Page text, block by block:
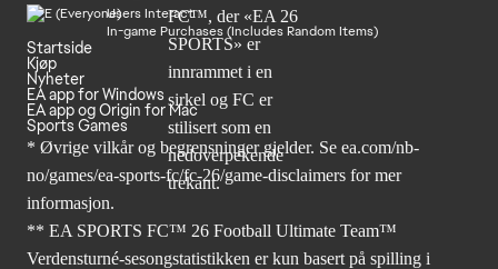
Users Interact
In-game Purchases (Includes Random Items)
Startside
Kjøp
Nyheter
EA app for Windows
EA app og Origin for Mac
Sports Games
* Øvrige vilkår og begrensninger gjelder. Se ea.com/nb-
no/games/ea-sports-fc/fc-26/game-disclaimers for mer
informasjon.
** EA SPORTS FC™ 26 Football Ultimate Team™
Verdensturné-sesongstatistikken er kun basert på spilling i